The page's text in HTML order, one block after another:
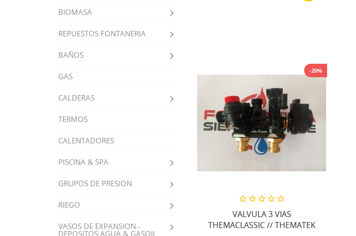
BIOMASA
REPUESTOS FONTANERIA
BAÑOS
GAS
CALDERAS
TERMOS
CALENTADORES
PISCINA & SPA
GRUPOS DE PRESION
RIEGO
VASOS DE EXPANSION -
DEPOSITOS AGUA & GASOIL
-20%
VALVULA 3 VIAS
THEMACLASSIC // THEMATEK